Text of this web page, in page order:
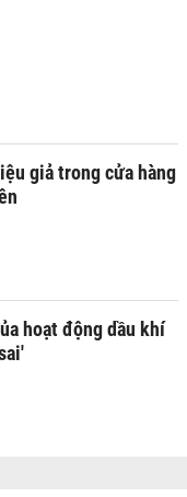
giả trong cửa hàng
hoạt động dầu khí